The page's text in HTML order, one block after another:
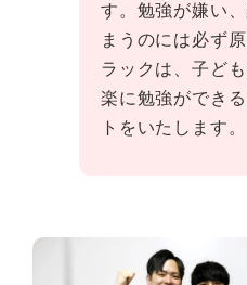
す。勉強が嫌い
まうのには必ず
ラックは、子ど
楽に勉強ができ
トをいたします。